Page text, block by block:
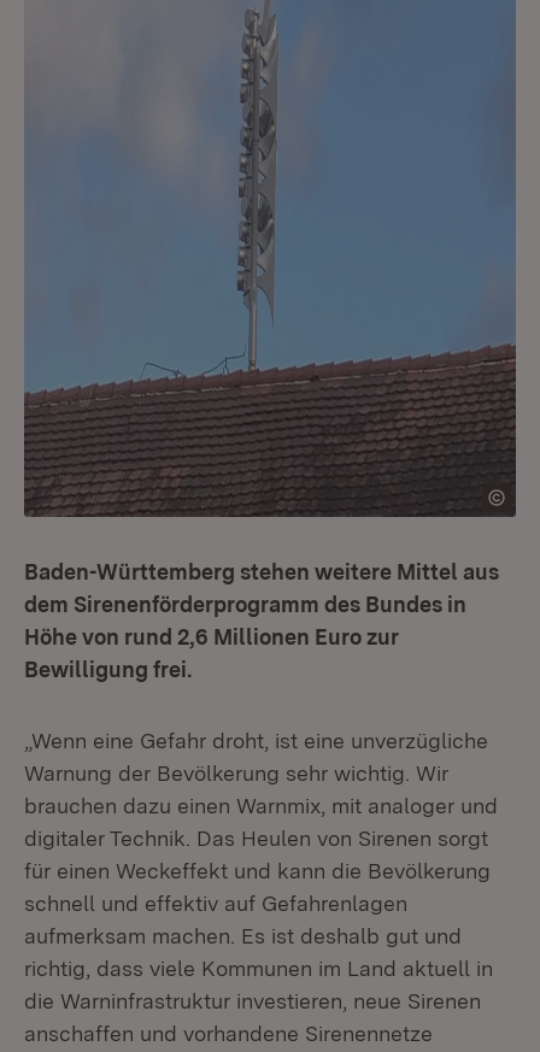
Baden-Württemberg stehen weitere Mittel aus
dem Sirenenförderprogramm des Bundes in
Höhe von rund 2,6 Millionen Euro zur
Bewilligung frei.
„Wenn eine Gefahr droht, ist eine unverzügliche
Warnung der Bevölkerung sehr wichtig. Wir
brauchen dazu einen Warnmix, mit analoger und
digitaler Technik. Das Heulen von Sirenen sorgt
für einen Weckeffekt und kann die Bevölkerung
schnell und effektiv auf Gefahrenlagen
aufmerksam machen. Es ist deshalb gut und
richtig, dass viele Kommunen im Land aktuell in
die Warninfrastruktur investieren, neue Sirenen
anschaffen und vorhandene Sirenennetze